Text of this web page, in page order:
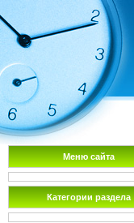
Меню сайта
Категории раздела